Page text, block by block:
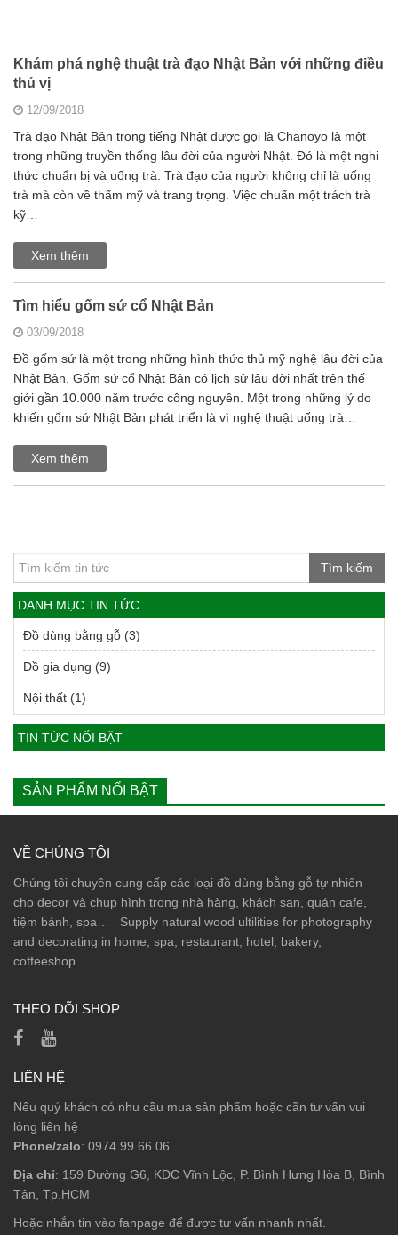
Khám phá nghệ thuật trà đạo Nhật Bản với những điều
thú vị
12/09/2018
Trà đạo Nhật Bản trong tiếng Nhật được gọi là Chanoyo là một
trong những truyền thống lâu đời của người Nhật. Đó là một nghi
thức chuẩn bị và uống trà. Trà đạo của người không chỉ là uống
trà mà còn về thẩm mỹ và trang trọng. Việc chuẩn một trách trà
kỹ…
Xem thêm
Tìm hiểu gốm sứ cổ Nhật Bản
03/09/2018
Đồ gốm sứ là một trong những hình thức thủ mỹ nghệ lâu đời của
Nhật Bản. Gốm sứ cổ Nhật Bản có lịch sử lâu đời nhất trên thế
giới gần 10.000 năm trước công nguyên. Một trong những lý do
khiến gốm sứ Nhật Bản phát triển là vì nghệ thuật uống trà…
Xem thêm
Tìm kiếm
DANH MỤC TIN TỨC
Đồ dùng bằng gỗ (3)
Đồ gia dụng (9)
Nội thất (1)
TIN TỨC NỔI BẬT
SẢN PHẨM NỔI BẬT
VỀ CHÚNG TÔI
Chúng tôi chuyên cung cấp các loại đồ dùng bằng gỗ tự nhiên
cho decor và chụp hình trong nhà hàng, khách sạn, quán cafe,
tiệm bánh, spa… Supply natural wood ultilities for photography
and decorating in home, spa, restaurant, hotel, bakery,
coffeeshop…
THEO DÕI SHOP
LIÊN HỆ
Nếu quý khách có nhu cầu mua sản phẩm hoặc cần tư vấn vui
lòng liên hệ
Phone/zalo: 0974 99 66 06
Địa chỉ: 159 Đường G6, KDC Vĩnh Lộc, P. Bình Hưng Hòa B, Bình
Tân, Tp.HCM
Hoặc nhắn tin vào fanpage để được tư vấn nhanh nhất.